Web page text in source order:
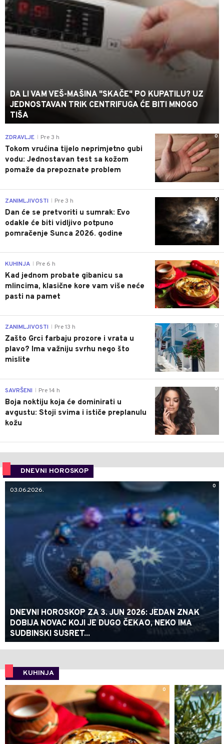
DA LI VAM VEŠ-MAŠINA "SKAČE" PO KUPATILU? UZ
JEDNOSTAVAN TRIK CENTRIFUGA ĆE BITI MNOGO
TIŠA
0
ZDRAVLJE Pre 3 h
Tokom vrućina tijelo neprimjetno gubi
vodu: Jednostavan test sa kožom
pomaže da prepoznate problem
0
ZANIMLJIVOSTI Pre 3 h
Dan će se pretvoriti u sumrak: Evo
odakle će biti vidljivo potpuno
pomračenje Sunca 2026. godine
0
KUHINJA Pre 6 h
Kad jednom probate gibanicu sa
mlincima, klasične kore vam više neće
pasti na pamet
0
ZANIMLJIVOSTI Pre 13 h
Zašto Grci farbaju prozore i vrata u
plavo? Ima važniju svrhu nego što
mislite
0
SAVRŠENI Pre 14 h
Boja noktiju koja će dominirati u
avgustu: Stoji svima i ističe preplanulu
kožu
DNEVNI HOROSKOP
0
03.06.2026.
DNEVNI HOROSKOP ZA 3. JUN 2026: JEDAN ZNAK
DOBIJA NOVAC KOJI JE DUGO ČEKAO, NEKO IMA
SUDBINSKI SUSRET...
KUHINJA
0